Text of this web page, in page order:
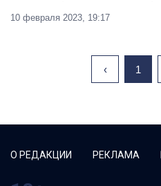
10 февраля 2023, 19:17
‹ 1
О РЕДАКЦИИ РЕКЛАМА